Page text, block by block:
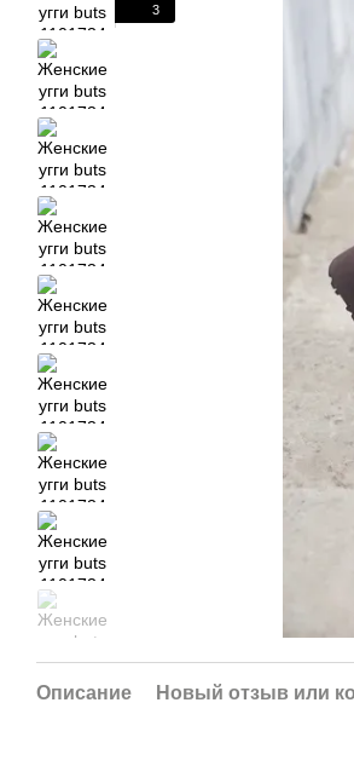
3
Описание Новый отзыв или